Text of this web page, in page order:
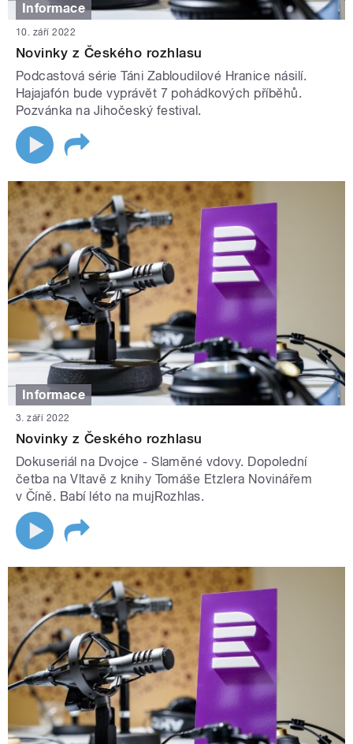
Informace
10. září 2022
Novinky z Českého rozhlasu
Podcastová série Táni Zabloudilové Hranice násilí.
Hajajafón bude vyprávět 7 pohádkových příběhů.
Pozvánka na Jihočeský festival.
Informace
3. září 2022
Novinky z Českého rozhlasu
Dokuseriál na Dvojce - Slaměné vdovy. Dopolední
četba na Vltavě z knihy Tomáše Etzlera Novinářem
v Číně. Babí léto na mujRozhlas.